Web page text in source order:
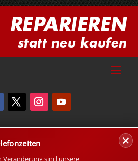
REPARIEREN
statt neu kaufen
sind unsere